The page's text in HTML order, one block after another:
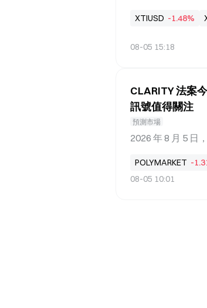
時，美國財政部
代理人的政策發
期與全球風險偏
歷截然不同的邏
價承壓明顯 原油
導致供應中斷」
下降 → 供應中斷
XTIUSD -1.48%
08-05 15:18
CLARITY 法案
訊號值得關注
預測市場
2026 年 8 月 5 日
2% 到 15%，期
率曲線的陡峭下
軌跡。2026 年 1
POLYMARKET -
08-05 10:01